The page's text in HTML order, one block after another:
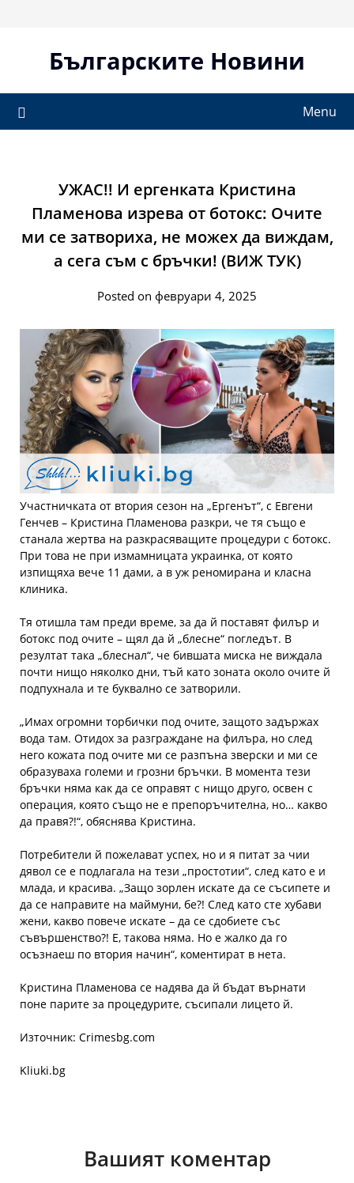
Българските Новини
Menu
УЖАС!! И ергенката Кристина
Пламенова изрева от ботокс: Очите
ми се затвориха, не можех да виждам,
а сега съм с бръчки! (ВИЖ ТУК)
Posted on февруари 4, 2025
Участничката от втория сезон на „Ергенът“, с Евгени
Генчев – Кристина Пламенова разкри, че тя също е
станала жертва на разкрасяващите процедури с ботокс.
При това не при измамницата украинка, от която
изпищяха вече 11 дами, а в уж реномирана и класна
клиника.
Тя отишла там преди време, за да й поставят филър и
ботокс под очите – щял да й „блесне“ погледът. В
резултат така „блеснал“, че бившата миска не виждала
почти нищо няколко дни, тъй като зоната около очите й
подпухнала и те буквално се затворили.
„Имах огромни торбички под очите, защото задържах
вода там. Отидох за разграждане на филъра, но след
него кожата под очите ми се разпъна зверски и ми се
образуваха големи и грозни бръчки. В момента тези
бръчки няма как да се оправят с нищо друго, освен с
операция, която също не е препоръчителна, но… какво
да правя?!“, обяснява Кристина.
Потребители й пожелават успех, но и я питат за чии
дявол се е подлагала на тези „простотии“, след като е и
млада, и красива. „Защо зорлен искате да се съсипете и
да се направите на маймуни, бе?! След като сте хубави
жени, какво повече искате – да се сдобиете със
съвършенство?! Е, такова няма. Но е жалко да го
осъзнаеш по втория начин“, коментират в нета.
Кристина Пламенова се надява да й бъдат върнати
поне парите за процедурите, съсипали лицето й.
Източник: Crimesbg.com
Kliuki.bg
Вашият коментар